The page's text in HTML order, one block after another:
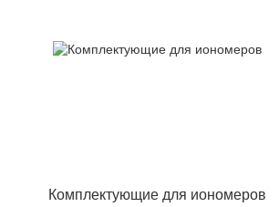
Комплектующие для иономеров